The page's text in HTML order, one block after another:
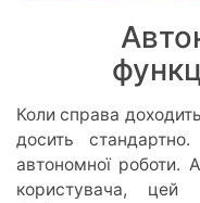
Коли справа
досить
автономної роботи.
користувача, цей